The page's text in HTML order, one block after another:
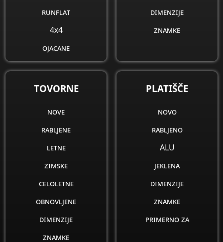
runflat
4x4
ojacane
obnovljene
dimenzije
dimenzije
znamke
TOVORNE
nove
rabljene
letne
zimske
celoletne
obnovljene
dimenzije
znamke
PLATIŠČE
novo
rabljeno
ALU
jeklena
dimenzije
znamke
primerno za